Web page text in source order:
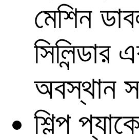
মেশিন
সিলিন্ডার
অবস্থান
শিল্প